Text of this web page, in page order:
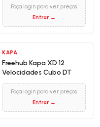
Faça login para ver preços
Entrar →
KAPA
Freehub Kapa XD 12
Velocidades Cubo DT
Faça login para ver preços
Entrar →